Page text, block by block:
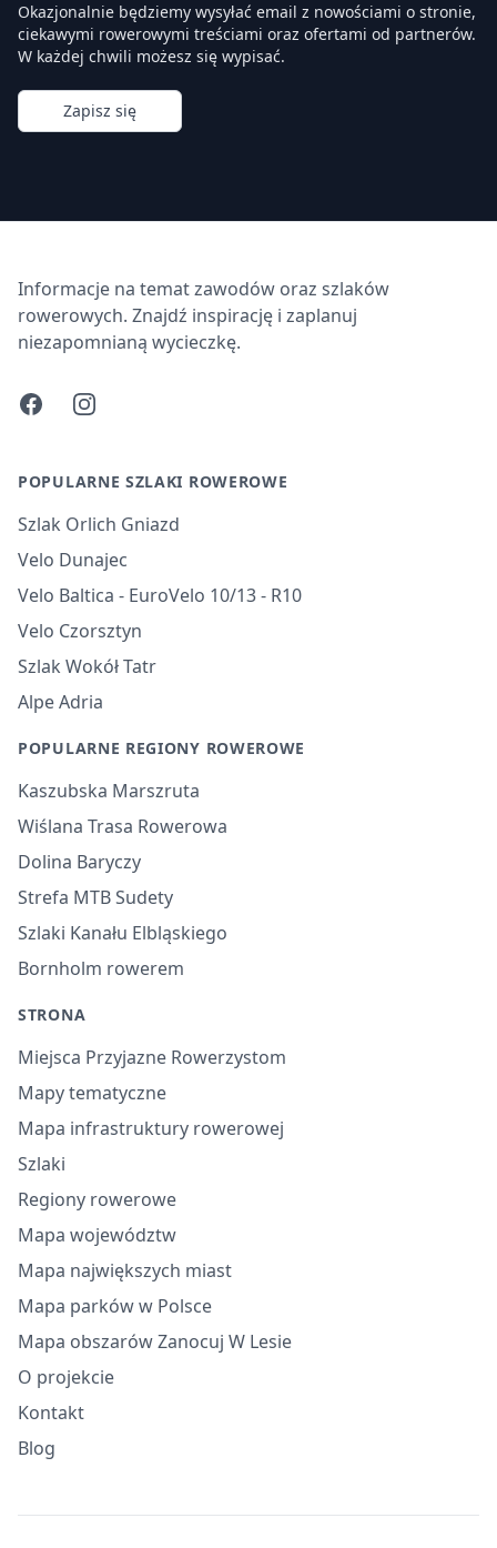
Okazjonalnie będziemy wysyłać email z nowościami o stronie,
ciekawymi rowerowymi treściami oraz ofertami od partnerów.
W każdej chwili możesz się wypisać.
Zapisz się
Informacje na temat zawodów oraz szlaków
rowerowych. Znajdź inspirację i zaplanuj
niezapomnianą wycieczkę.
FacebookInstagram
POPULARNE SZLAKI ROWEROWE
Szlak Orlich Gniazd
Velo Dunajec
Velo Baltica - EuroVelo 10/13 - R10
Velo Czorsztyn
Szlak Wokół Tatr
Alpe Adria
POPULARNE REGIONY ROWEROWE
Kaszubska Marszruta
Wiślana Trasa Rowerowa
Dolina Baryczy
Strefa MTB Sudety
Szlaki Kanału Elbląskiego
Bornholm rowerem
STRONA
Miejsca Przyjazne Rowerzystom
Mapy tematyczne
Mapa infrastruktury rowerowej
Szlaki
Regiony rowerowe
Mapa województw
Mapa największych miast
Mapa parków w Polsce
Mapa obszarów Zanocuj W Lesie
O projekcie
Kontakt
Blog